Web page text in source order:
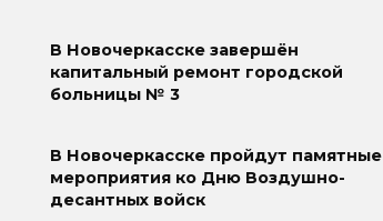
В Новочеркасске завершён
капитальный ремонт городской
больницы № 3
В Новочеркасске пройдут памятные
мероприятия ко Дню Воздушно-
десантных войск